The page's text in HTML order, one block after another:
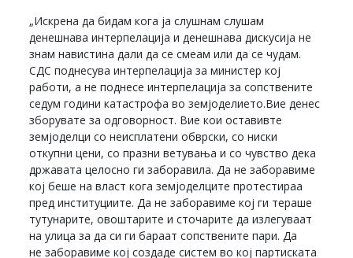
„Искрена да бидам кога ја слушнам слушам
денешнава интерпелација и денешнава дискусија не
знам навистина дали да се смеам или да се чудам.
СДС поднесува интерпелација за министер кој
работи, а не поднесе интерпелација за сопствените
седум години катастрофа во земјоделието.Вие денес
зборувате за одговорност. Вие кои оставивте
земјоделци со неисплатени обврски, со ниски
откупни цени, со празни ветувања и со чувство дека
државата целосно ги заборавила. Да не заборавиме
кој беше на власт кога земјоделците протестираа
пред институциите. Да не заборавиме кој ги тераше
тутунарите, овоштарите и сточарите да излегуваат
на улица за да си ги бараат сопствените пари. Да
не заборавиме кој создаде систем во кој партиската